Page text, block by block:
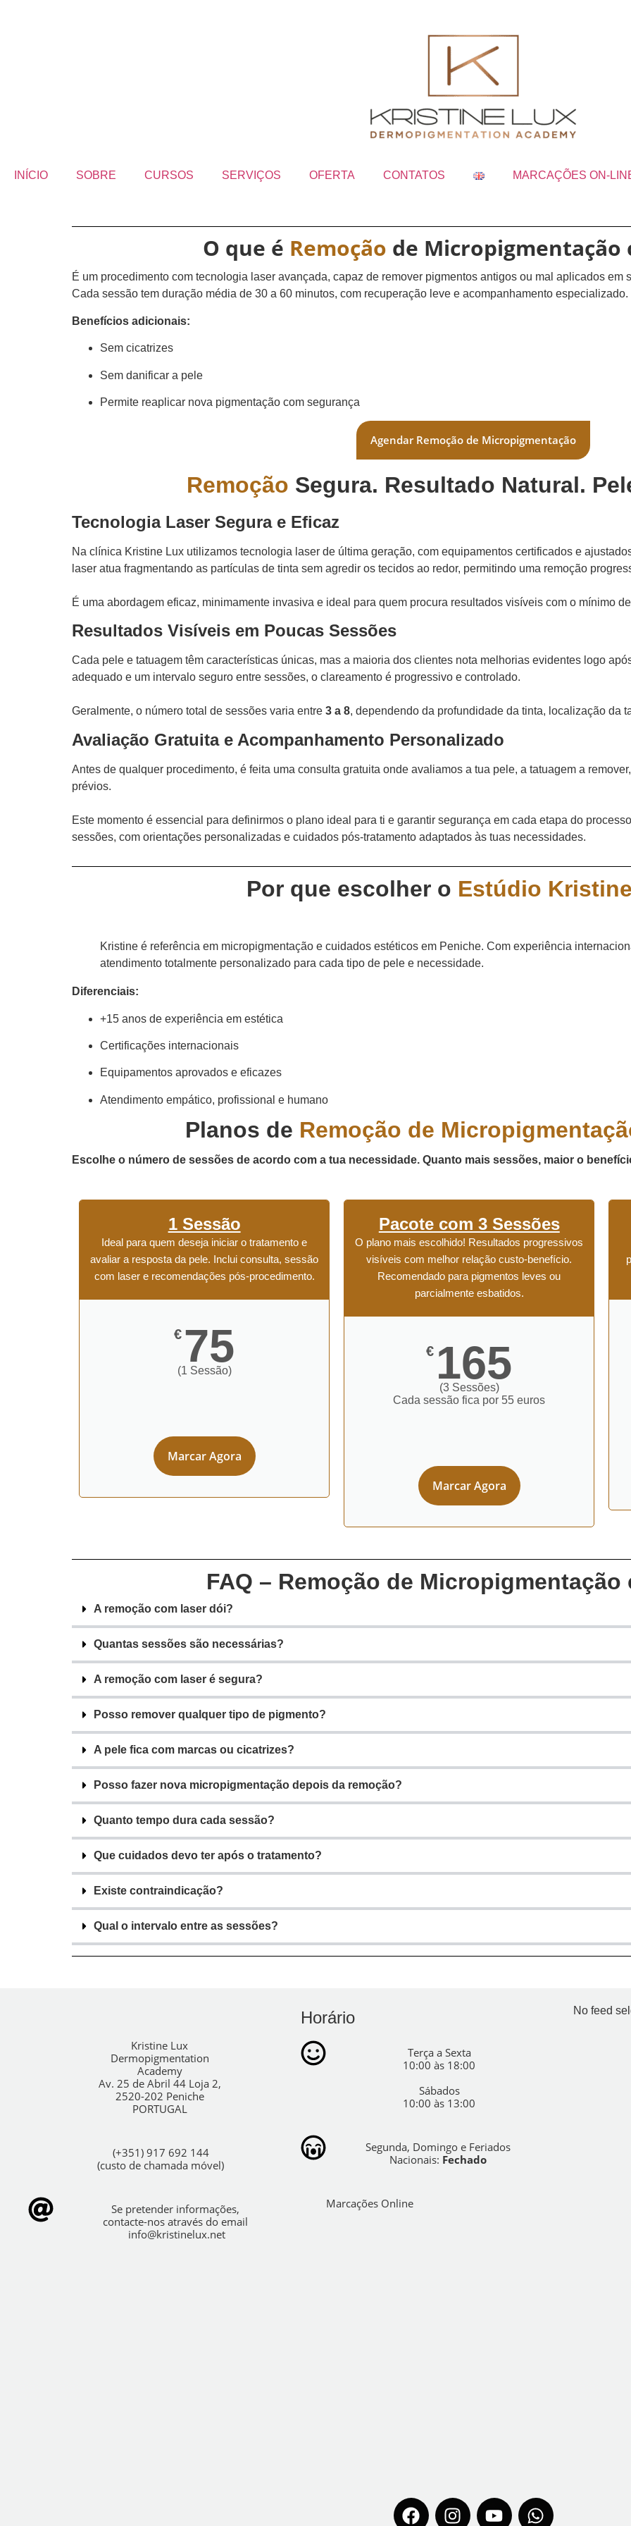
INÍCIO SOBRE CURSOS SERVIÇOS OFERTA CONTATOS MARCAÇÕES ON-
O que é Remoção de Micropigmentação
É um procedimento com tecnologia laser avançada, capaz de remover pigmentos antigos ou mal aplicados em
Cada sessão tem duração média de 30 a 60 minutos, com recuperação leve e acompanhamento especializado.
Benefícios adicionais:
Sem cicatrizes
Sem danificar a pele
Permite reaplicar nova pigmentação com segurança
Agendar Remoção de Micropigmentação
Remoção Segura. Resultado Natural.
Tecnologia Laser Segura e Eficaz
Na clínica Kristine Lux utilizamos tecnologia laser de última geração, com equipamentos certificados e
laser atua fragmentando as partículas de tinta sem agredir os tecidos ao redor, permitindo uma remoção
É uma abordagem eficaz, minimamente invasiva e ideal para quem procura resultados visíveis com o mínimo
Resultados Visíveis em Poucas Sessões
Cada pele e tatuagem têm características únicas, mas a maioria dos clientes nota melhorias evidentes logo
adequado e um intervalo seguro entre sessões, o clareamento é progressivo e controlado.
Geralmente, o número total de sessões varia entre 3 a 8, dependendo da profundidade da tinta, localização da
Avaliação Gratuita e Acompanhamento Personalizado
Antes de qualquer procedimento, é feita uma consulta gratuita onde avaliamos a tua pele, a tatuagem a
prévios.
Este momento é essencial para definirmos o plano ideal para ti e garantir segurança em cada etapa do
sessões, com orientações personalizadas e cuidados pós-tratamento adaptados às tuas necessidades.
Por que escolher o Estúdio
Kristine é referência em micropigmentação e cuidados estéticos em Peniche. Com experiência
atendimento totalmente personalizado para cada tipo de pele e necessidade.
Diferenciais:
+15 anos de experiência em estética
Certificações internacionais
Equipamentos aprovados e eficazes
Atendimento empático, profissional e humano
Planos de Remoção de
Escolhe o número de sessões de acordo com a tua necessidade. Quanto mais sessões, maior o
1 Sessão
Ideal para quem deseja iniciar o tratamento e
avaliar a resposta da pele. Inclui consulta, sessão
com laser e recomendações pós-procedimento.
€ 75
(1 Sessão)
Marcar Agora
Pacote com 3 Sessões
O plano mais escolhido! Resultados progressivos
visíveis com melhor relação custo-benefício.
Recomendado para pigmentos leves ou
parcialmente esbatidos.
€ 165
(3 Sessões)
Cada sessão fica por 55 euros
Marcar Agora
FAQ – Remoção de Micropigmentação
A remoção com laser dói?
Quantas sessões são necessárias?
A remoção com laser é segura?
Posso remover qualquer tipo de pigmento?
A pele fica com marcas ou cicatrizes?
Posso fazer nova micropigmentação depois da remoção?
Quanto tempo dura cada sessão?
Que cuidados devo ter após o tratamento?
Existe contraindicação?
Qual o intervalo entre as sessões?
Kristine Lux
Dermopigmentation
Academy
Av. 25 de Abril 44 Loja 2,
2520-202 Peniche
PORTUGAL
(+351) 917 692 144
(custo de chamada móvel)
Se pretender informações,
contacte-nos através do email
info@kristinelux.net
Horário
Terça a Sexta
10:00 às 18:00
Sábados
10:00 às 13:00
Segunda, Domingo e Feriados
Nacionais: Fechado
Marcações Online
No feed